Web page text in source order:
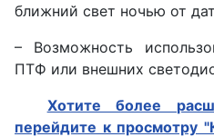
ближний свет ночью от
– Возможность
ПТФ или внешних
Хотите более
перейдите к просмотру